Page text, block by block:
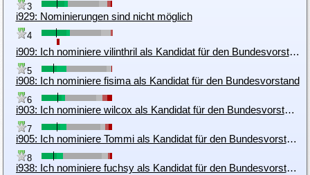
3
i929: Nominierungen sind nicht möglich
4
i909: Ich nominiere vilinthril als Kandidat für den Bundesvorstand
5
i908: Ich nominiere fisima als Kandidat für den Bundesvorstand
6
i903: Ich nominiere wilcox als Kandidat für den Bundesvorstand
7
i905: Ich nominiere Tommi als Kandidat für den Bundesvorstand
8
i938: Ich nominiere fuchsy als Kandidat für den Bundesvorstand